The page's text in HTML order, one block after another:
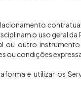
o uso geral
outro
ou condições
e utilizar os